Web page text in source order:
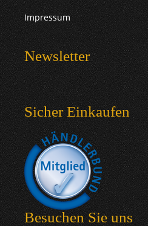
Impressum
Newsletter
Sicher Einkaufen
Besuchen Sie uns